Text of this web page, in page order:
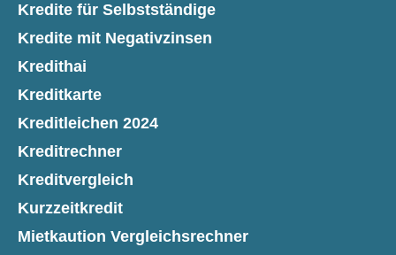
Kredite für Selbstständige
Kredite mit Negativzinsen
Kredithai
Kreditkarte
Kreditleichen 2024
Kreditrechner
Kreditvergleich
Kurzzeitkredit
Mietkaution Vergleichsrechner